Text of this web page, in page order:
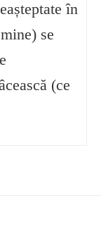
în
se
(ce